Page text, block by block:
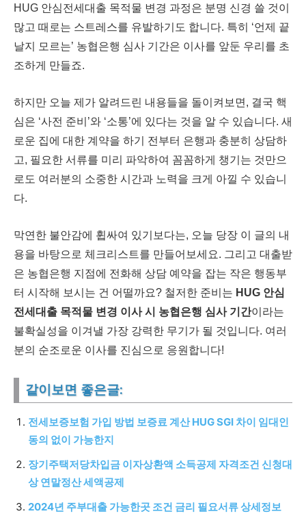
HUG 안심전세대출 목적물 변경 과정은 분명 신경 쓸 것이
많고 때로는 스트레스를 유발하기도 합니다. 특히 ‘언제 끝
날지 모르는’ 농협은행 심사 기간은 이사를 앞둔 우리를 초
조하게 만들죠.
하지만 오늘 제가 알려드린 내용들을 돌이켜보면, 결국 핵
심은 ‘사전 준비’와 ‘소통’에 있다는 것을 알 수 있습니다. 새
로운 집에 대한 계약을 하기 전부터 은행과 충분히 상담하
고, 필요한 서류를 미리 파악하여 꼼꼼하게 챙기는 것만으
로도 여러분의 소중한 시간과 노력을 크게 아낄 수 있습니
다.
막연한 불안감에 휩싸여 있기보다는, 오늘 당장 이 글의 내
용을 바탕으로 체크리스트를 만들어보세요. 그리고 대출받
은 농협은행 지점에 전화해 상담 예약을 잡는 작은 행동부
터 시작해 보시는 건 어떨까요? 철저한 준비는 HUG 안심
전세대출 목적물 변경 이사 시 농협은행 심사 기간이라는
불확실성을 이겨낼 가장 강력한 무기가 될 것입니다. 여러
분의 순조로운 이사를 진심으로 응원합니다!
같이보면 좋은글:
전세보증보험 가입 방법 보증료 계산 HUG SGI 차이 임대인
동의 없이 가능한지
장기주택저당차입금 이자상환액 소득공제 자격조건 신청대
상 연말정산 세액공제
2024년 주부대출 가능한곳 조건 금리 필요서류 상세정보